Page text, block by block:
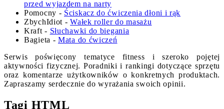
przed wyjazdem na narty
Pomocny - Ściskacz do ćwiczenia dłoni i rąk
ZbychIdiot -Wałek roller do masażu
Kraft - Słuchawki do biegania
Bagieta -Mata do ćwiczeń
Serwis poświęcony tematyce fitness i szeroko pojętej
aktywności fizycznej. Poradniki i rankingi dotyczące sprzętu
oraz komentarze użytkowników o konkretnych produktach.
Zapraszamy serdecznie do wyrażania swoich opinii.
Tagi HTML